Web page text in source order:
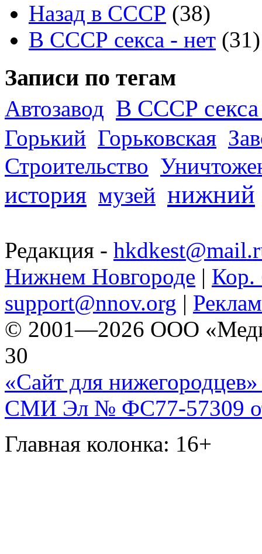
Назад в СССР (38)
В СССР секса - нет (31)
Записи по тегам
Автозавод В СССР секса
Горький Горьковская
Строительство
история музей нижний
Редакция -
Нижнем Новгороде | Кор.
support@nnov.org |
© 2001—2026 ООО
30
«Сайт для нижегородцев»
СМИ Эл № ФС77-57309
Главная колонка: 16+